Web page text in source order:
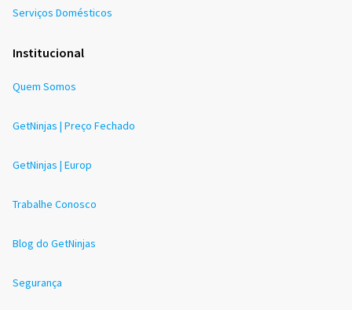
Serviços Domésticos
Institucional
Quem Somos
GetNinjas | Preço Fechado
GetNinjas | Europ
Trabalhe Conosco
Blog do GetNinjas
Segurança